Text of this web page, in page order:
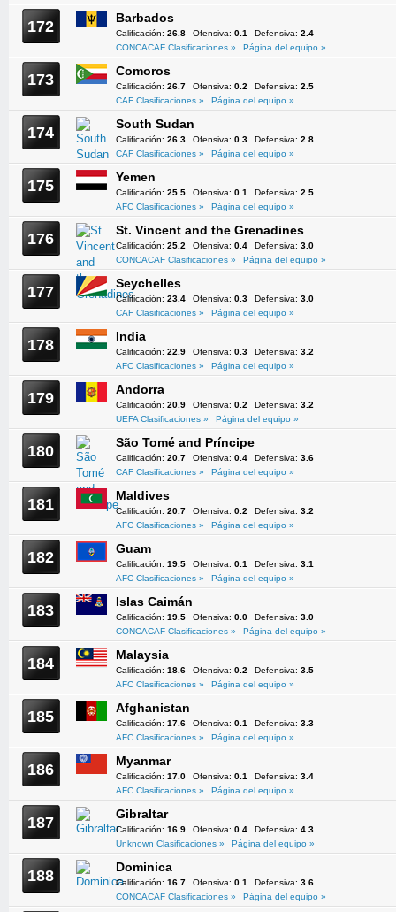
172 Barbados
Calificación: 26.8 Ofensiva: 0.1 Defensiva: 2.4
CONCACAF Clasificaciones »
Página del equipo »
173 Comoros
Calificación: 26.7 Ofensiva: 0.2 Defensiva: 2.5
CAF Clasificaciones »
Página del equipo »
174 South Sudan
Calificación: 26.3 Ofensiva: 0.3 Defensiva: 2.8
CAF Clasificaciones »
Página del equipo »
175 Yemen
Calificación: 25.5 Ofensiva: 0.1 Defensiva: 2.5
AFC Clasificaciones »
Página del equipo »
176 St. Vincent and the Grenadines
Calificación: 25.2 Ofensiva: 0.4 Defensiva: 3.0
CONCACAF Clasificaciones »
Página del equipo »
177 Seychelles
Calificación: 23.4 Ofensiva: 0.3 Defensiva: 3.0
CAF Clasificaciones »
Página del equipo »
178 India
Calificación: 22.9 Ofensiva: 0.3 Defensiva: 3.2
AFC Clasificaciones »
Página del equipo »
179 Andorra
Calificación: 20.9 Ofensiva: 0.2 Defensiva: 3.2
UEFA Clasificaciones »
Página del equipo »
180 São Tomé and Príncipe
Calificación: 20.7 Ofensiva: 0.4 Defensiva: 3.6
CAF Clasificaciones »
Página del equipo »
181 Maldives
Calificación: 20.7 Ofensiva: 0.2 Defensiva: 3.2
AFC Clasificaciones »
Página del equipo »
182 Guam
Calificación: 19.5 Ofensiva: 0.1 Defensiva: 3.1
AFC Clasificaciones »
Página del equipo »
183 Islas Caimán
Calificación: 19.5 Ofensiva: 0.0 Defensiva: 3.0
CONCACAF Clasificaciones »
Página del equipo »
184 Malaysia
Calificación: 18.6 Ofensiva: 0.2 Defensiva: 3.5
AFC Clasificaciones »
Página del equipo »
185 Afghanistan
Calificación: 17.6 Ofensiva: 0.1 Defensiva: 3.3
AFC Clasificaciones »
Página del equipo »
186 Myanmar
Calificación: 17.0 Ofensiva: 0.1 Defensiva: 3.4
AFC Clasificaciones »
Página del equipo »
187 Gibraltar
Calificación: 16.9 Ofensiva: 0.4 Defensiva: 4.3
Unknown Clasificaciones »
Página del equipo »
188 Dominica
Calificación: 16.7 Ofensiva: 0.1 Defensiva: 3.6
CONCACAF Clasificaciones »
Página del equipo »